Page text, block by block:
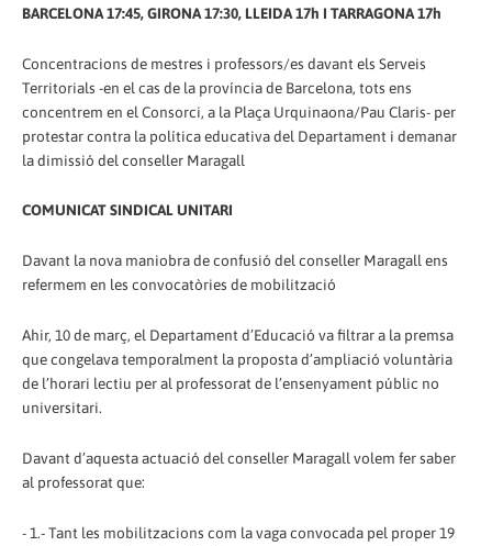
BARCELONA 17:45, GIRONA 17:30, LLEIDA 17h I TARRAGONA 17h
Concentracions de mestres i professors/es davant els Serveis
Territorials -en el cas de la província de Barcelona, tots ens
concentrem en el Consorci, a la Plaça Urquinaona/Pau Claris- per
protestar contra la política educativa del Departament i demanar
la dimissió del conseller Maragall
COMUNICAT SINDICAL UNITARI
Davant la nova maniobra de confusió del conseller Maragall ens
refermem en les convocatòries de mobilització
Ahir, 10 de març, el Departament d’Educació va filtrar a la premsa
que congelava temporalment la proposta d’ampliació voluntària
de l’horari lectiu per al professorat de l’ensenyament públic no
universitari.
Davant d’aquesta actuació del conseller Maragall volem fer saber
al professorat que:
- 1.- Tant les mobilitzacions com la vaga convocada pel proper 19